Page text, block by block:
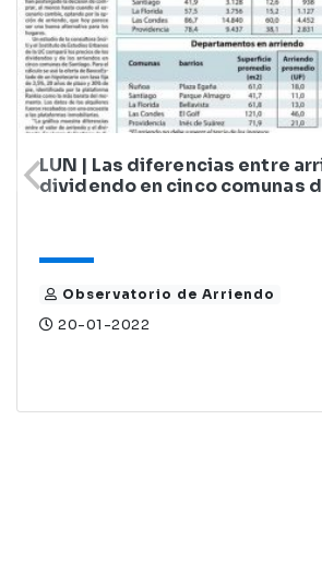
LUN | Las diferencias entre
dividendo en cinco comunas
Observatorio de Arriendo
20-01-2022